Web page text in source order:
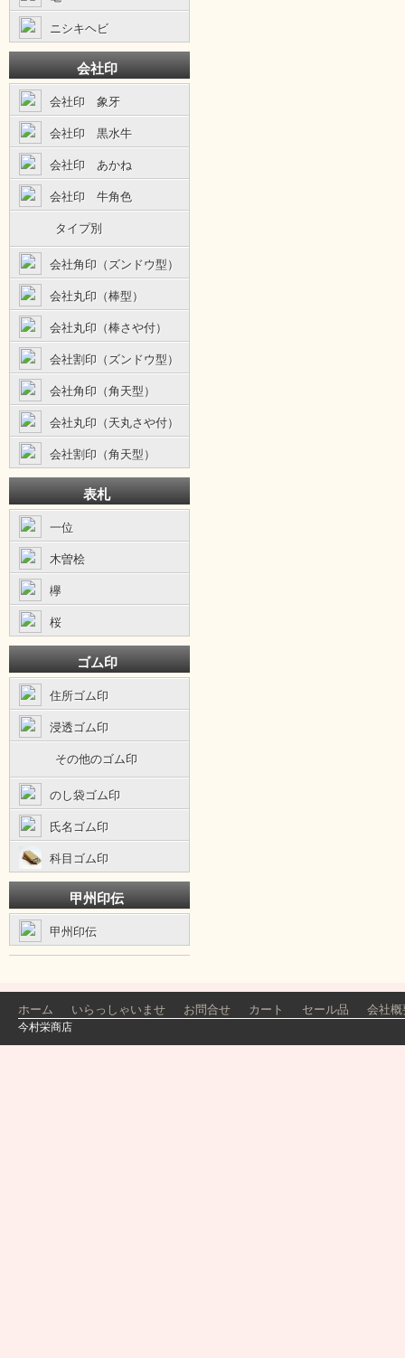
ニシキヘビ
会社印
会社印 象牙
会社印 黒水牛
会社印 あかね
会社印 牛角色
タイプ別
会社角印（ズンドウ型）
会社丸印（棒型）
会社丸印（棒さや付）
会社割印（ズンドウ型）
会社角印（角天型）
会社丸印（天丸さや付）
会社割印（角天型）
表札
一位
木曽桧
欅
桜
ゴム印
住所ゴム印
浸透ゴム印
その他のゴム印
のし袋ゴム印
氏名ゴム印
科目ゴム印
甲州印伝
甲州印伝
ホーム いらっしゃいませ お問合せ カート セール品 会社概
今村栄商店